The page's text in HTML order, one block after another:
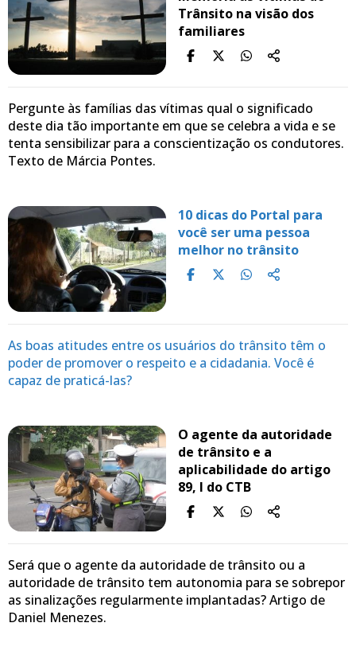
Trânsito na visão dos
familiares
Pergunte às famílias das vítimas qual o significado
deste dia tão importante em que se celebra a vida e se
tenta sensibilizar para a conscientização os condutores.
Texto de Márcia Pontes.
10 dicas do Portal para
você ser uma pessoa
melhor no trânsito
As boas atitudes entre os usuários do trânsito têm o
poder de promover o respeito e a cidadania. Você é
capaz de praticá-las?
O agente da autoridade
de trânsito e a
aplicabilidade do artigo
89, I do CTB
Será que o agente da autoridade de trânsito ou a
autoridade de trânsito tem autonomia para se sobrepor
as sinalizações regularmente implantadas? Artigo de
Daniel Menezes.